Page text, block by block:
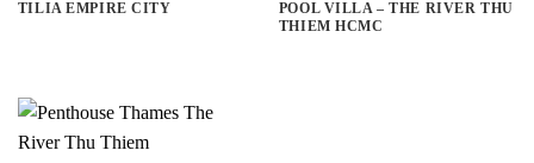
TILIA EMPIRE CITY
POOL VILLA – THE RIVER THU
THIEM HCMC